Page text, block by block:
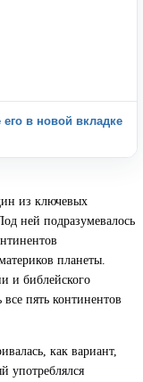
его в новой вкладке
из ключевых
ней подразумевалось
планеты.
и библейского
пять континентов
как вариант,
употреблялся